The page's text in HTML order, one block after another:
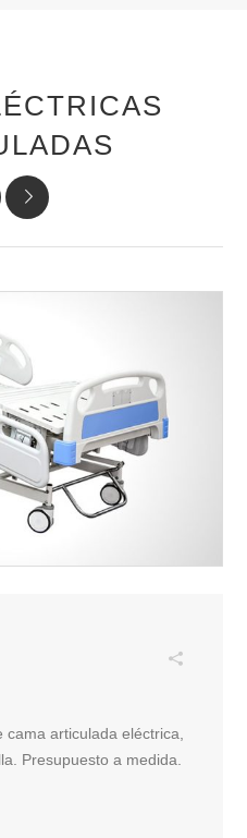
articulada eléctrica,
Presupuesto a medida.